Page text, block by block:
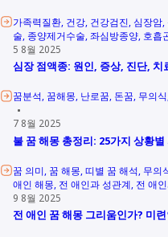
가족력질환 건강 건강검진 심장암
술 종양제거수술 좌심방종양 호흡
5 8월 2025
심장 점액종: 원인, 증상, 진단, 치
꿈분석 꿈해몽 난로꿈 돈꿈 무의식
7 8월 2025
불 꿈 해몽 총정리: 25가지 상황별
꿈 의미 꿈 해몽 띠별 꿈 해석 무의
애인 해몽 전 애인과 성관계 전 애
9 8월 2025
전 애인 꿈 해몽 그리움인가? 미